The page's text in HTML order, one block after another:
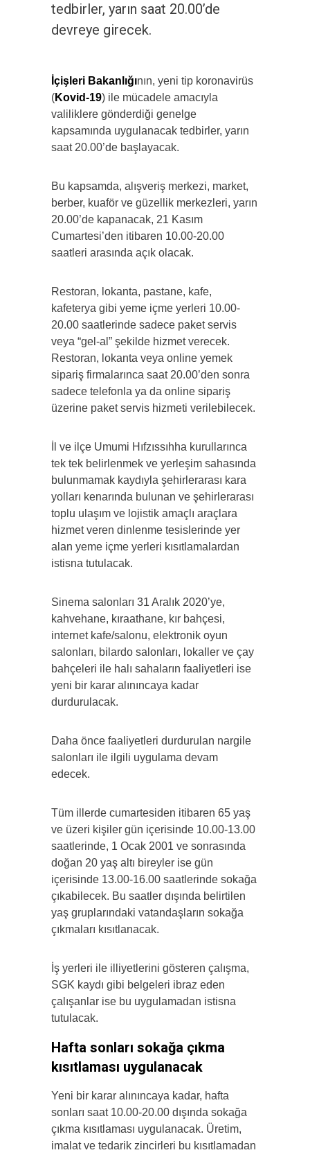
tedbirler, yarın saat 20.00’de
devreye girecek.
İçişleri Bakanlığının, yeni tip koronavirüs
(Kovid-19) ile mücadele amacıyla
valiliklere gönderdiği genelge
kapsamında uygulanacak tedbirler, yarın
saat 20.00’de başlayacak.
Bu kapsamda, alışveriş merkezi, market,
berber, kuaför ve güzellik merkezleri, yarın
20.00’de kapanacak, 21 Kasım
Cumartesi’den itibaren 10.00-20.00
saatleri arasında açık olacak.
Restoran, lokanta, pastane, kafe,
kafeterya gibi yeme ­içme yerleri 10.00-
20.00 saatlerinde sadece paket servis
veya “gel­-al” şekilde hizmet verecek.
Restoran, lokanta veya online yemek
sipariş firmalarınca saat 20.00’den sonra
sadece telefonla ya da online sipariş
üzerine paket servis hizmeti verilebilecek.
İl ve ilçe Umumi Hıfzıssıhha kurullarınca
tek tek belirlenmek ve yerleşim sahasında
bulunmamak kaydıyla şehirlerarası kara
yolları kenarında bulunan ve şehirlerarası
toplu ulaşım ve lojistik amaçlı araçlara
hizmet veren dinlenme tesislerinde yer
alan yeme içme yerleri kısıtlamalardan
istisna tutulacak.
Sinema salonları 31 Aralık 2020’ye,
kahvehane, kıraathane, kır bahçesi,
internet kafe/salonu, elektronik oyun
salonları, bilardo salonları, lokaller ve çay
bahçeleri ile halı sahaların faaliyetleri ise
yeni bir karar alınıncaya kadar
durdurulacak.
Daha önce faaliyetleri durdurulan nargile
salonları ile ilgili uygulama devam
edecek.
Tüm illerde cumartesiden itibaren 65 yaş
ve üzeri kişiler gün içerisinde 10.00-13.00
saatlerinde, 1 Ocak 2001 ve sonrasında
doğan 20 yaş altı bireyler ise gün
içerisinde 13.00-16.00 saatlerinde sokağa
çıkabilecek. Bu saatler dışında belirtilen
yaş gruplarındaki vatandaşların sokağa
çıkmaları kısıtlanacak.
İş yerleri ile illiyetlerini gösteren çalışma,
SGK kaydı gibi belgeleri ibraz eden
çalışanlar ise bu uygulamadan istisna
tutulacak.
Hafta sonları sokağa çıkma
kısıtlaması uygulanacak
Yeni bir karar alınıncaya kadar, hafta
sonları saat 10.00-­20.00 dışında sokağa
çıkma kısıtlaması uygulanacak. Üretim,
imalat ve tedarik zincirleri bu kısıtlamadan